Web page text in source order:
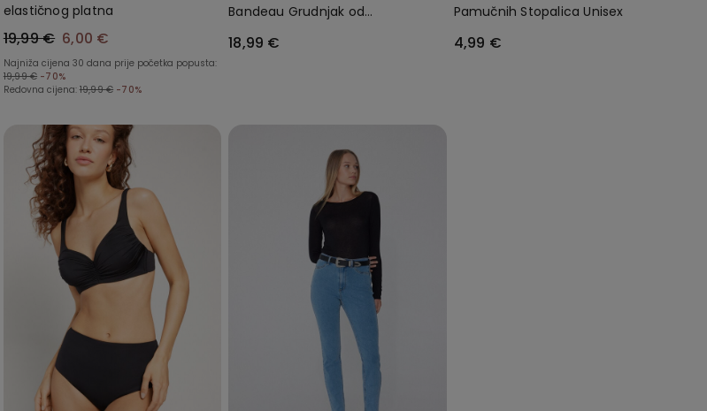
elastičnog platna
19,99 € 6,00 €
Najniža cijena 30 dana prije početka popusta:
19,99 € -70%
Redovna cijena: 19,99 € -70%
Bandeau Grudnjak od
Full Coverage
18,99 €
Pamučnih Stopalica Unisex
4,99 €